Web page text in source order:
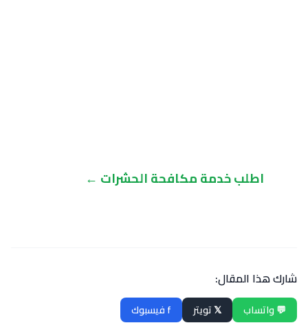
اطلب خدمة مكافحة الحشرات ←
شارك هذا المقال:
💬 واتساب 𝕏 تويتر f فيسبوك